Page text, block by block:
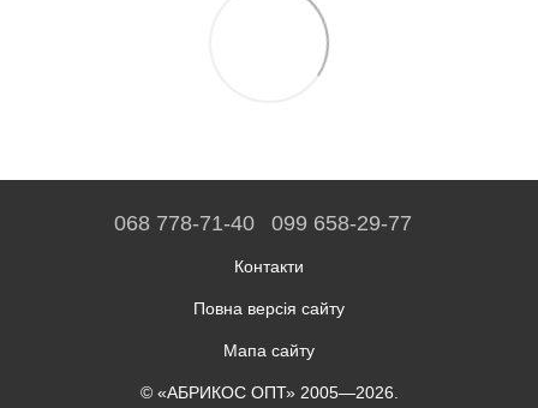
068 778-71-40 099 658-29-77
Контакти
Повна версія сайту
Мапа сайту
© «АБРИКОС ОПТ» 2005—2026.